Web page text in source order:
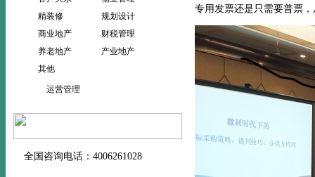
精装修
规划设计
商业地产
财税管理
养老地产
产业地产
其他
运营管理
全国咨询电话：4006261028
专用发票还是只需要普票